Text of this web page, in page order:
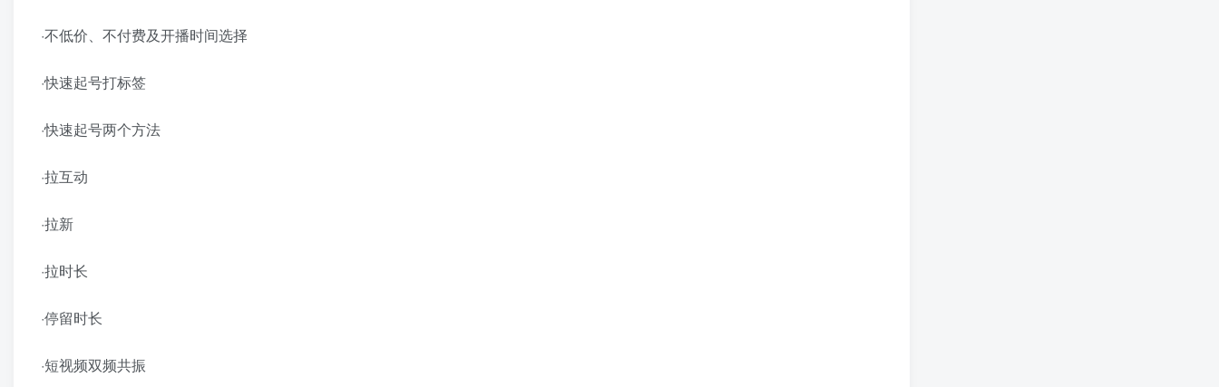
·不低价、不付费及开播时间选择
·快速起号打标签
·快速起号两个方法
·拉互动
·拉新
·拉时长
·停留时长
·短视频双频共振